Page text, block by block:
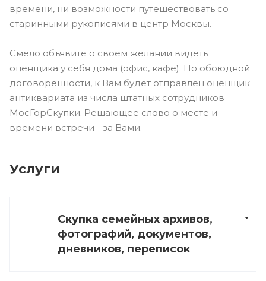
времени, ни возможности путешествовать со
старинными рукописями в центр Москвы.
Смело объявите о своем желании видеть
оценщика у себя дома (офис, кафе). По обоюдной
договоренности, к Вам будет отправлен оценщик
антиквариата из числа штатных сотрудников
МосГорСкупки. Решающее слово о месте и
времени встречи - за Вами.
Услуги
Скупка семейных архивов,
фотографий, документов,
дневников, переписок